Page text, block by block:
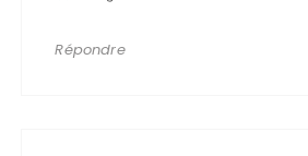
Répondre